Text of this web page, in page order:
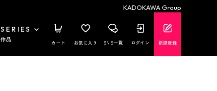
KADOKAWA Group
SERIES
作品 カート お気に入り SNS一覧 ログイン 新規登録